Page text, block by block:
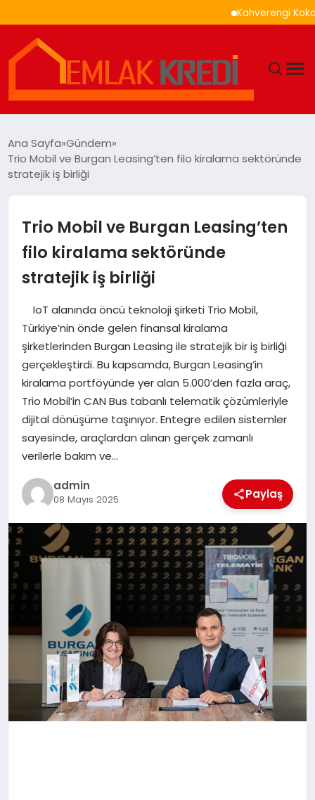
Kahverengi Kokarca İle
EKONOMI
MAGAZIN
SAĞLIK
SIYASET
SPOR
TEKNOLOJI
YAŞAM
Ana Sayfa Gündem
Trio Mobil ve Burgan Leasing’ten filo kiralama sektöründe
stratejik iş birliği
Trio Mobil ve Burgan Leasing’ten
filo kiralama sektöründe
stratejik iş birliği
IoT alanında öncü teknoloji şirketi Trio Mobil,
Türkiye’nin önde gelen finansal kiralama
şirketlerinden Burgan Leasing ile stratejik bir iş birliği
gerçekleştirdi. Bu kapsamda, Burgan Leasing’in
kiralama portföyünde yer alan 5.000’den fazla araç,
Trio Mobil’in CAN Bus tabanlı telematik çözümleriyle
dijital dönüşüme taşınıyor. Entegre edilen sistemler
sayesinde, araçlardan alınan gerçek zamanlı
verilerle bakım ve…
admin
08 Mayıs 2025 Paylaş